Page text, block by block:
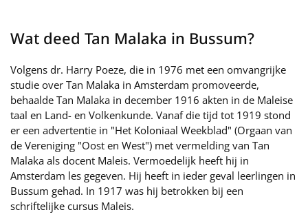
Wat deed Tan Malaka in Bussum?
Volgens dr. Harry Poeze, die in 1976 met een omvangrijke
studie over Tan Malaka in Amsterdam promoveerde,
behaalde Tan Malaka in december 1916 akten in de Maleise
taal en Land- en Volkenkunde. Vanaf die tijd tot 1919 stond
er een advertentie in "Het Koloniaal Weekblad" (Orgaan van
de Vereniging "Oost en West") met vermelding van Tan
Malaka als docent Maleis. Vermoedelijk heeft hij in
Amsterdam les gegeven. Hij heeft in ieder geval leerlingen in
Bussum gehad. In 1917 was hij betrokken bij een
schriftelijke cursus Maleis.